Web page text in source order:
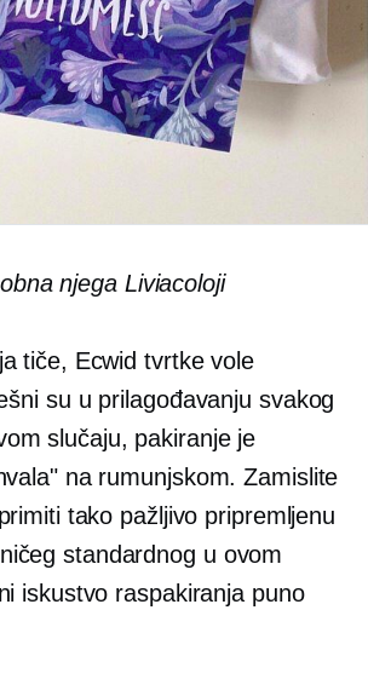
njega Liviacoloji
tiče, Ecwid tvrtke vole
su u prilagođavanju svakog
slučaju, pakiranje je
na rumunjskom. Zamislite
tako pažljivo pripremljenu
standardnog u ovom
iskustvo raspakiranja puno